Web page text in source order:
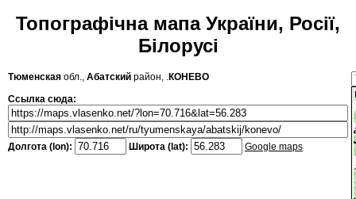
Топографічна мапа України, Росії,
Білорусі
Тюменская обл., Абатский район, .КОНЕВО
Ссылка сюда:
Долгота (lon): Широта (lat): Google maps